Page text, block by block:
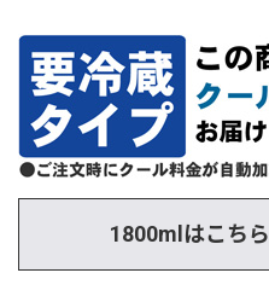
1800mlはこちら